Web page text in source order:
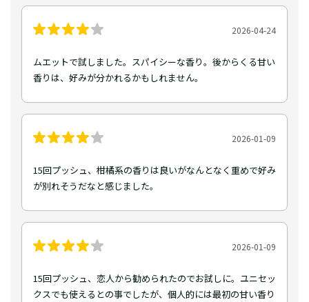
2026-04-24
ムエットで試しました。スパイシーな香り。後からくる甘い
香りは、好みが分かれるかもしれません。
2026-01-09
15回プッシュ、柑橘系の香りは良いがなんとなく重めで好み
が別れそうだなと感じました。
2026-01-09
15回プッシュ、恋人から勧められたのでお試しに。ユニセッ
クスでも使えるとの事でしたが、個人的には最初の甘い香り